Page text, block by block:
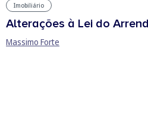
Imobiliário
Alterações à Lei do
Massimo Forte